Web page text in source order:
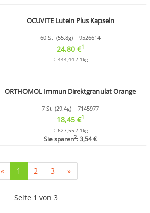
OCUVITE Lutein Plus Kapseln
60 St (55.8g) – 9526614
24,80 €1
€ 444,44 / 1kg
ORTHOMOL Immun Direktgranulat Orange
7 St (29.4g) – 7145977
18,45 €1
€ 627,55 / 1kg
Sie sparen2: 3,54 €
« 1 (current)
2 3 »
Seite 1 von 3